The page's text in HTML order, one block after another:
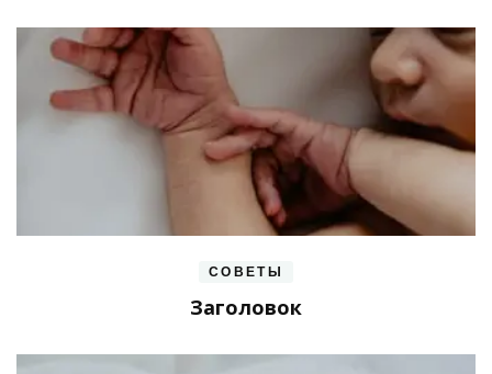
СОВЕТЫ
Заголовок